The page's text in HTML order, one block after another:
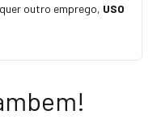
outro emprego, USO